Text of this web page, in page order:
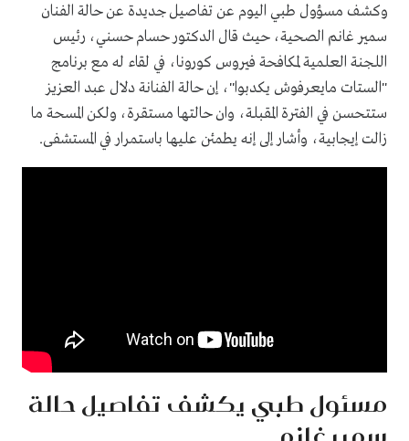
وكشف مسؤول طبي اليوم عن تفاصيل جديدة عن حالة الفنان
سمير غانم الصحية، حيث قال الدكتور حسام حسني، رئيس
اللجنة العلمية لمكافحة فيروس كورونا، في لقاء له مع برنامج
"الستات مايعرفوش يكدبوا"، إن حالة الفنانة دلال عبد العزيز
ستتحسن في الفترة المقبلة، وان حالتها مستقرة، ولكن المسحة ما
زالت إيجابية، وأشار إلى إنه يطمئن عليها باستمرار في المستشفى.
مسئول طبي يكشف تفاصيل حالة